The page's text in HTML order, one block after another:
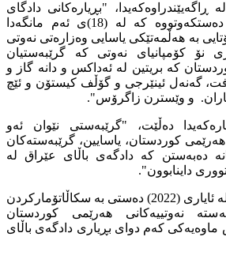
ڕاگەیێندراوەکەیدا، "بڕیارەکانی دادگای
تێهەڵچونەوەی کەرخی دەستکەوتووە کە لە (18)ی ئەم مانگەدا
بە هەڵمەتێکی یاسایی وەزارەتی نەوتی
نۆ کۆمپانیای نەوتی کە گرێبەستیان
کە بریتین لە ئەداکس و دانە گاز و
گەنەل ئینێرجی و گۆڵف کیستۆن و ئێچ
و وێسترن زاگرۆس".
دەڵێت، "گرێبەستی نێوان ئەو
هەرێمی کوردستان، یاسایین، گرێبەستەکان
دەبەستن کە دادگەی باڵای عێراق لە
وەزارەتی نەوتی عێراق لە ئایاری (2022) دەستی بە سکاڵاتۆمارکردن
نەوتییەکانی هەرێمی کوردستان
ماوەیەکی کەم دوای بڕیاری دادگەی باڵای